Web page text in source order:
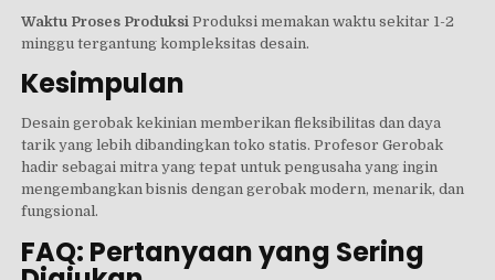
Waktu Proses Produksi Produksi memakan waktu sekitar 1-2
minggu tergantung kompleksitas desain.
Kesimpulan
Desain gerobak kekinian memberikan fleksibilitas dan daya
tarik yang lebih dibandingkan toko statis. Profesor Gerobak
hadir sebagai mitra yang tepat untuk pengusaha yang ingin
mengembangkan bisnis dengan gerobak modern, menarik, dan
fungsional.
FAQ: Pertanyaan yang Sering